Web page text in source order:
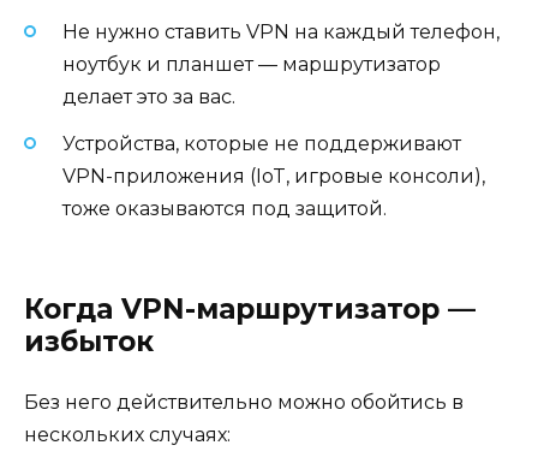
Не нужно ставить VPN на каждый телефон,
ноутбук и планшет — маршрутизатор
делает это за вас.
Устройства, которые не поддерживают
VPN-приложения (IoT, игровые консоли),
тоже оказываются под защитой.
Когда VPN-маршрутизатор —
избыток
Без него действительно можно обойтись в
нескольких случаях: